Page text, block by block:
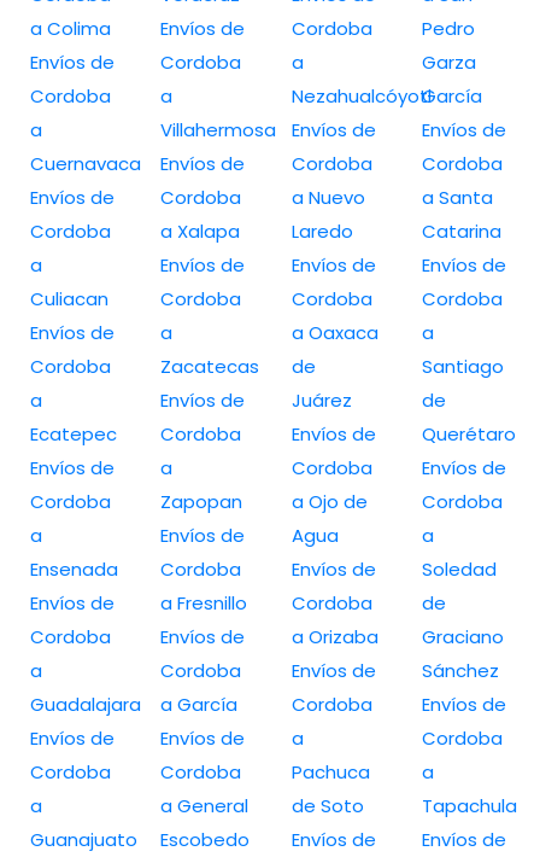
a Colima
Envíos de
Cordoba
a
Cuernavaca
Envíos de
Cordoba
a
Culiacan
Envíos de
Cordoba
a
Ecatepec
Envíos de
Cordoba
a
Ensenada
Envíos de
Cordoba
a
Guadalajara
Envíos de
Cordoba
a
Guanajuato
Envíos de
Cordoba
a
Villahermosa
Envíos de
Cordoba
a Xalapa
Envíos de
Cordoba
a
Zacatecas
Envíos de
Cordoba
a
Zapopan
Envíos de
Cordoba
a Fresnillo
Envíos de
Cordoba
a García
Envíos de
Cordoba
a General
Escobedo
Cordoba
a
Nezahualcóyotl
Envíos de
Cordoba
a Nuevo
Laredo
Envíos de
Cordoba
a Oaxaca
de
Juárez
Envíos de
Cordoba
a Ojo de
Agua
Envíos de
Cordoba
a Orizaba
Envíos de
Cordoba
a
Pachuca
de Soto
Envíos de
Pedro
Garza
García
Envíos de
Cordoba
a Santa
Catarina
Envíos de
Cordoba
a
Santiago
de
Querétaro
Envíos de
Cordoba
a
Soledad
de
Graciano
Sánchez
Envíos de
Cordoba
a
Tapachula
Envíos de